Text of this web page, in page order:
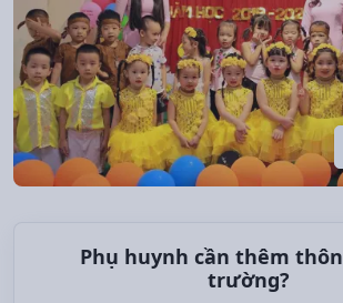
Phụ huynh cần thêm
trường?